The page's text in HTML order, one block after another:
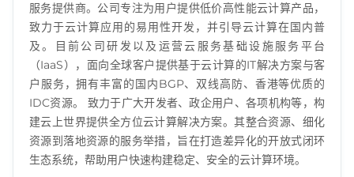
服务提供商。公司专注为用户提供低价高性能云计算产品，
致力于云计算应用的易用性开发，并引导云计算在国内普
及。目前公司研发以及运营云服务基础设施服务平台
（IaaS），面向全球客户提供基于云计算的IT解决方案与客
户服务，拥有丰富的国内BGP、双线高防、香港等优质的
IDC资源。 致力于广大开发者、政企用户、各项机构等，构
建云上世界提供全方位云计算解决方案。其整合资源、细化
资源到落地资源的服务举措，旨在打造差异化的开放式闭环
生态系统，帮助用户快速构建稳定、安全的云计算环境。